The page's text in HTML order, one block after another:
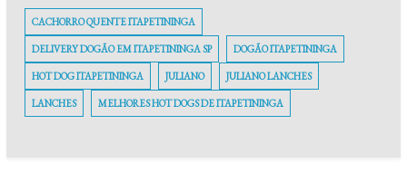
CACHORRO QUENTE ITAPETININGA
DELIVERY DOGÃO EM ITAPETININGA SP DOGÃO ITAPETININGA
HOT DOG ITAPETININGA JULIANO JULIANO LANCHES
LANCHES MELHORES HOT DOGS DE ITAPETININGA